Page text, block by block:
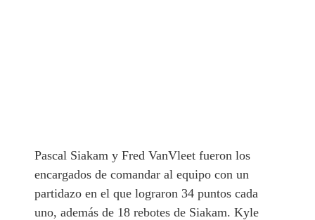
Pascal Siakam y Fred VanVleet fueron los
encargados de comandar al equipo con un
partidazo en el que lograron 34 puntos cada
uno, además de 18 rebotes de Siakam. Kyle